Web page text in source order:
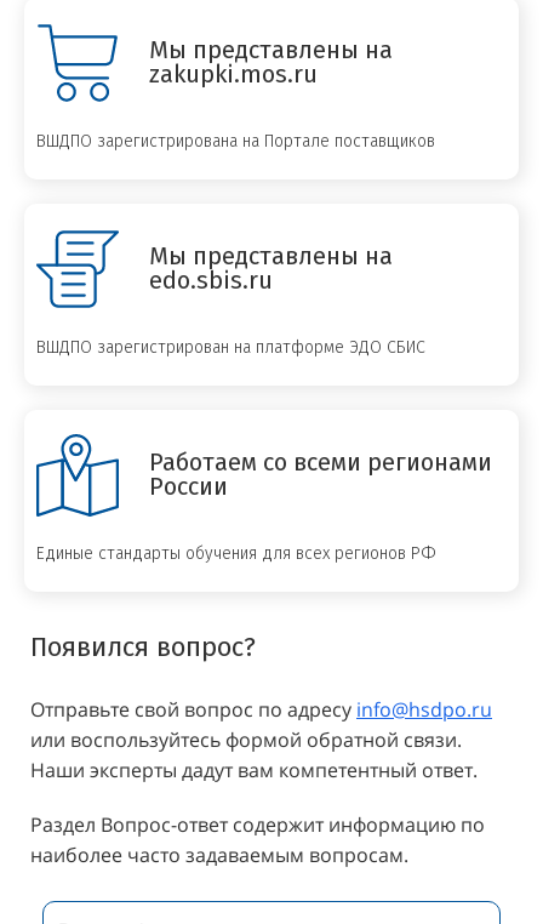
Мы представлены на
zakupki.mos.ru
ВШДПО зарегистрирована на Портале поставщиков
Мы представлены на
edo.sbis.ru
ВШДПО зарегистрирован на платформе ЭДО СБИС
Работаем со всеми регионами
России
Единые стандарты обучения для всех регионов РФ
Появился вопрос?
Отправьте свой вопрос по адресу info@hsdpo.ru
или воспользуйтесь формой обратной связи.
Наши эксперты дадут вам компетентный ответ.
Раздел Вопрос-ответ содержит информацию по
наиболее часто задаваемым вопросам.